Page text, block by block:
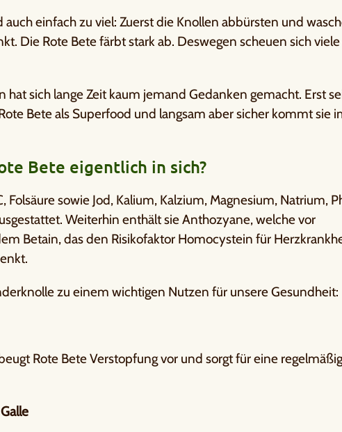
einfach zu viel: Zuerst die Knollen abbürsten und
Die Rote Bete färbt stark ab. Deswegen scheuen sich viele
sich lange Zeit kaum jemand Gedanken gemacht. Erst
Bete als Superfood und langsam aber sicher kommt sie
Bete eigentlich in sich?
Folsäure sowie Jod, Kalium, Kalzium, Magnesium, Natrium,
Weiterhin enthält sie Anthozyane, welche vor
Betain, das den Risikofaktor Homocystein für
zu einem wichtigen Nutzen für unsere Gesundheit:
Rote Bete Verstopfung vor und sorgt für eine